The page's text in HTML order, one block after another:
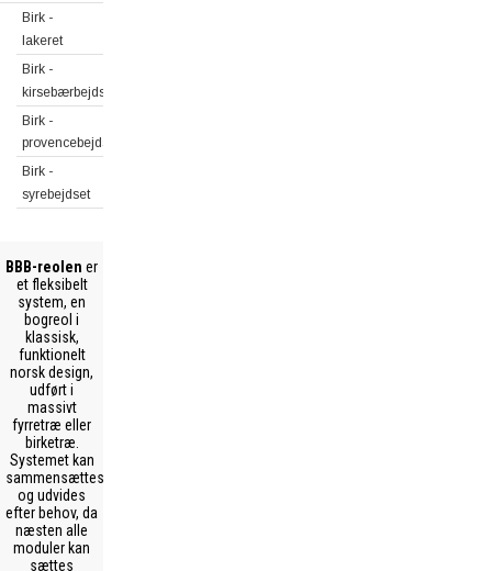
Birk -
lakeret
Birk -
kirsebærbejdset
Birk -
provencebejdset
Birk -
syrebejdset
BBB-reolen er
et fleksibelt
system, en
bogreol i
klassisk,
funktionelt
norsk design,
udført i
massivt
fyrretræ eller
birketræ.
Systemet kan
sammensættes
og udvides
efter behov, da
næsten alle
moduler kan
sættes